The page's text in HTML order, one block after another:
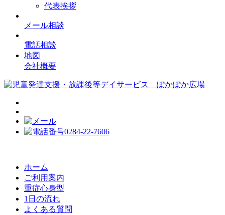
代表挨拶
メール相談
電話相談
地図
会社概要
ホーム
ご利用案内
重症心身型
1日の流れ
よくある質問